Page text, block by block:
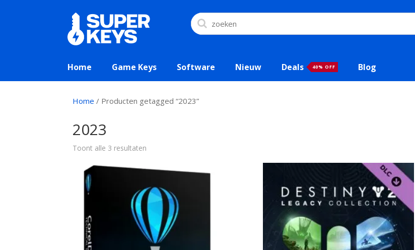
Home Game Keys Software Nieuw Deals 40% OFF Blog
Home / Producten getagged “2023”
2023
Toont alle 3 resultaten